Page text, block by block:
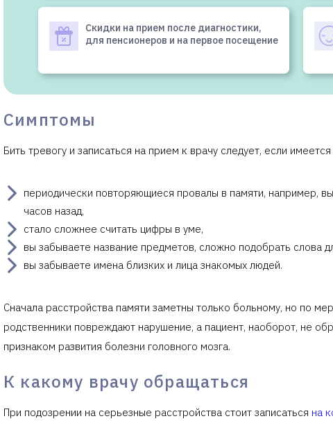
Скидки на прием после диагностики,
для пенсионеров и на первое посещение
Симптомы
Бить тревогу и записаться на прием к врачу следует, если
периодически повторяющиеся провалы в памяти, например,
часов назад,
стало сложнее считать цифры в уме,
вы забываете название предметов, сложно подобрать слова
вы забываете имена близких и лица знакомых людей.
Сначала расстройства памяти заметны только больному, но по
родственники повреждают нарушение, а пациент, наоборот, не
признаком развития болезни головного мозга.
К какому врачу обращаться
При подозрении на серьезные расстройства стоит записаться на